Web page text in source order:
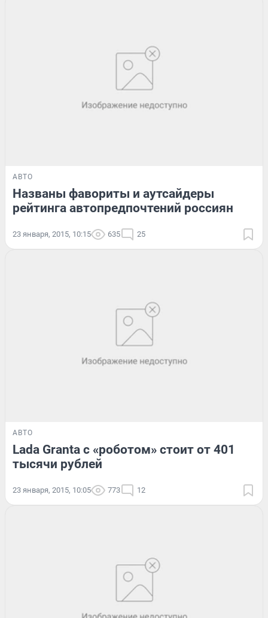
АВТО
Названы фавориты и аутсайдеры
рейтинга автопредпочтений россиян
23 января, 2015, 10:15 635 25
АВТО
Lada Granta с «роботом» стоит от 401
тысячи рублей
23 января, 2015, 10:05 773 12